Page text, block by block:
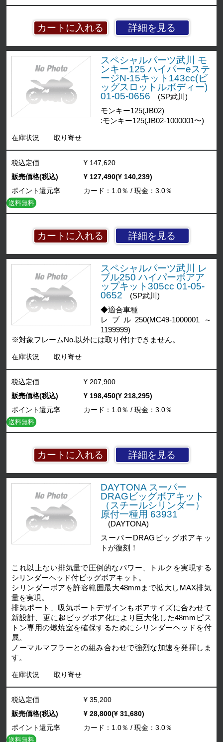
詳細を見る
スペシャルパーツ武川 モ
ンキー125 ハイパーeステ
ージN-15キット143cc(ビ
ッグスロットルボディー)
01-05-0656
(SP武川)
モンキー125(JB02)
:モンキー125(JB02-1000001〜)
在庫状況 取り寄せ
詳細を見る
税込定価
¥ 147,620
販売価格(税込)
¥ 127,490(¥ 140,239)
ポイント還元率
カード：1.0％ / 現金：3.0％
送料無料
スペシャルパーツ武川 レ
ブル250 ハイパーボアア
ップキット305cc 01-05-
0652
(SP武川)
◆適合車種
レブル250(MC49-1000001～
1199999)
※対象フレームNo.以外には取り付けできません。
在庫状況 取り寄せ
詳細を見る
税込定価
¥ 207,900
販売価格(税込)
¥ 198,450(¥ 218,295)
ポイント還元率
カード：1.0％ / 現金：3.0％
送料無料
DAYTONA スーパー
DRAGビッグボアキット
（スチールシリンダー）
原付一種用 63931
(DAYTONA)
スーパーDRAGビッグボアキッ
トが復刻！
これ以上ない排気量で圧倒的なパワー、トルクを実現する
シリンダーヘッド付ビッグボアキット。
シリンダーボアを許容範囲最大48mmまで拡大しMAX排気
量を実現。
排気ポート、吸気ポートデザインもボアサイズに合わせて
新設計、更に超ビッグボア化により巨大化した48mmピス
トン専用の燃焼室を確保するためにシリンダーヘッドを付
属。
ノーマルマフラーとの組み合わせで強烈な加速を発揮しま
す。
在庫状況 取り寄せ
税込定価
¥ 35,200
販売価格(税込)
¥ 28,800(¥ 31,680)
ポイント還元率
カード：1.0％ / 現金：3.0％
送料無料